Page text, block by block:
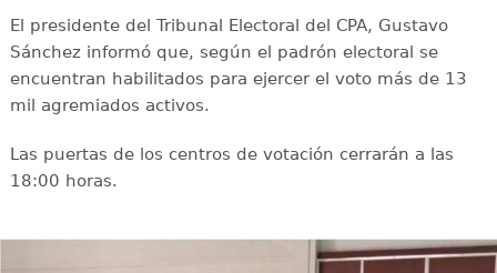
El presidente del Tribunal Electoral del CPA, Gustavo
Sánchez informó que, según el padrón electoral se
encuentran habilitados para ejercer el voto más de 13
mil agremiados activos.
Las puertas de los centros de votación cerrarán a las
18:00 horas.